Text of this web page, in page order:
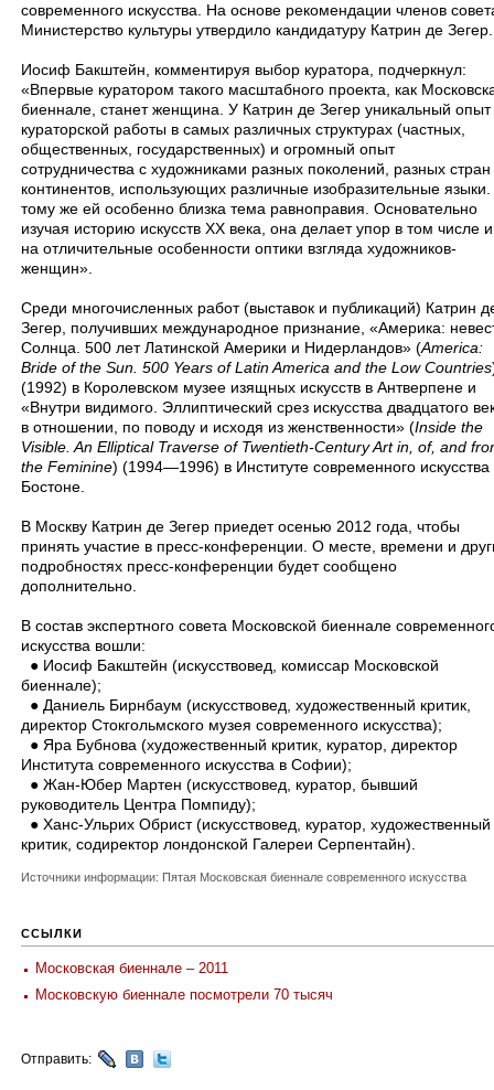
современного искусства. На основе рекомендации членов
Министерство культуры утвердило кандидатуру Катрин де Зегер.
Иосиф Бакштейн, комментируя выбор куратора, подчеркнул:
«Впервые куратором такого масштабного проекта, как
биеннале, станет женщина. У Катрин де Зегер уникальный опыт
кураторской работы в самых различных структурах (частных,
общественных, государственных) и огромный опыт
сотрудничества с художниками разных поколений, разных стран
континентов, использующих различные изобразительные языки.
тому же ей особенно близка тема равноправия. Основательно
изучая историю искусств XX века, она делает упор в том числе и
на отличительные особенности оптики взгляда художников-
женщин».
Среди многочисленных работ (выставок и публикаций) Катрин
Зегер, получивших международное признание, «Америка:
Солнца. 500 лет Латинской Америки и Нидерландов» (America:
Bride of the Sun. 500 Years of Latin America and the Low Countries
(1992) в Королевском музее изящных искусств в Антверпене и
«Внутри видимого. Эллиптический срез искусства двадцатого
в отношении, по поводу и исходя из женственности» (Inside the
Visible. An Elliptical Traverse of Twentieth-Century Art in, of, and
the Feminine) (1994—1996) в Институте современного искусства
Бостоне.
В Москву Катрин де Зегер приедет осенью 2012 года, чтобы
принять участие в пресс-конференции. О месте, времени и
подробностях пресс-конференции будет сообщено
дополнительно.
В состав экспертного совета Московской биеннале
искусства вошли:
● Иосиф Бакштейн (искусствовед, комиссар Московской
биеннале);
● Даниель Бирнбаум (искусствовед, художественный критик,
директор Стокгольмского музея современного искусства);
● Яра Бубнова (художественный критик, куратор, директор
Института современного искусства в Софии);
● Жан-Юбер Мартен (искусствовед, куратор, бывший
руководитель Центра Помпиду);
● Ханс-Ульрих Обрист (искусствовед, куратор, художественный
критик, содиректор лондонской Галереи Серпентайн).
Источники информации: Пятая Московская биеннале современного искусства
ССЫЛКИ
Московская биеннале – 2011
Московскую биеннале посмотрели 70 тысяч
Отправить: